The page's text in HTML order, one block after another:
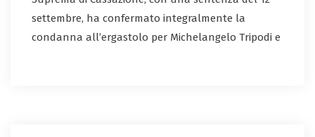
settembre, ha confermato integralmente la
condanna all’ergastolo per Michelangelo Tripodi e